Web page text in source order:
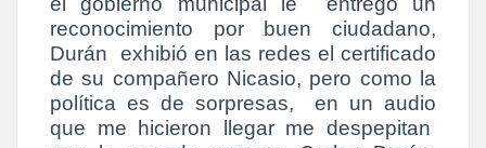
reconocimiento por buen ciudadano,
Durán exhibió en las redes el certificado
de su compañero Nicasio, pero como la
política es de sorpresas, en un audio
que me hicieron llegar me despepitan